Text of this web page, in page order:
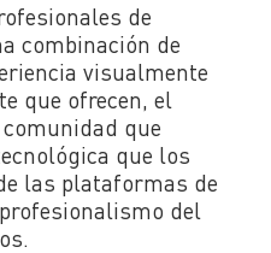
de
combinación de
visualmente
que ofrecen, el
que
que los
las plataformas de
del